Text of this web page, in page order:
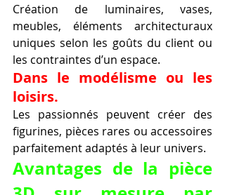
Création de luminaires, vases,
meubles, éléments architecturaux
uniques selon les goûts du client ou
les contraintes d’un espace.
Dans le modélisme ou les
loisirs.
Les passionnés peuvent créer des
figurines, pièces rares ou accessoires
parfaitement adaptés à leur univers.
Avantages de la pièce